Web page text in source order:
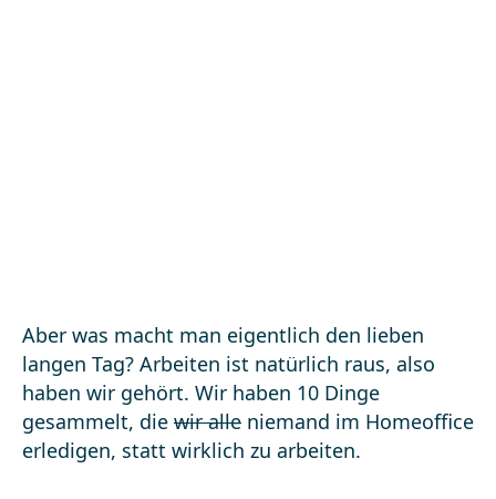
Aber was macht man eigentlich den lieben
langen Tag? Arbeiten ist natürlich raus, also
haben wir gehört. Wir haben 10 Dinge
gesammelt, die wir alle niemand im Homeoffice
erledigen, statt wirklich zu arbeiten.